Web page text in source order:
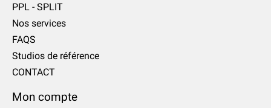
PPL - SPLIT
Nos services
FAQS
Studios de référence
CONTACT
Mon compte